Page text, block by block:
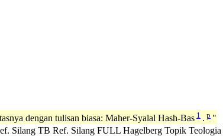
dengan tulisan biasa: Maher-Syalal Hash-Bas 1 . p "
Silang TB Ref. Silang FULL Hagelberg Topik Teologia